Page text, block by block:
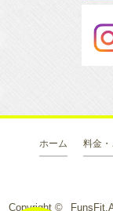
ホーム 料金
Copyright ©